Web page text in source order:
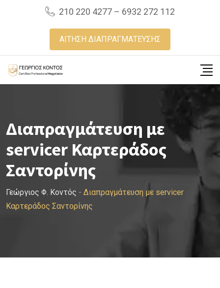
210 220 4277 – 6932 272 112
ΑΙΤΗΣΗ ΔΙΑΠΡΑΓΜΑΤΕΥΣΗΣ
Διαπραγμάτευση με
servicer Καρτεράδος
Σαντορίνης
Γεώργιος Φ. Κοντός - Διαπραγμάτευση με servicer
Καρτεράδος Σαντορίνης